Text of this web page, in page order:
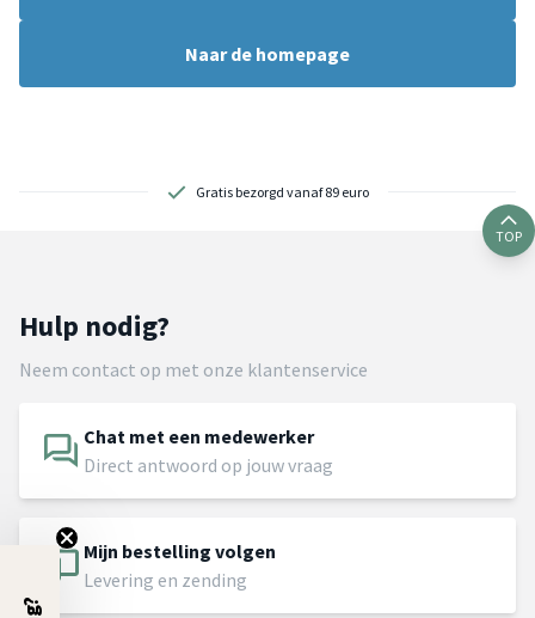
Naar de homepage
Gratis bezorgd vanaf 89 euro
TOP
Hulp nodig?
Neem contact op met onze klantenservice
Chat met een medewerker
Direct antwoord op jouw vraag
Mijn bestelling volgen
Levering en zending